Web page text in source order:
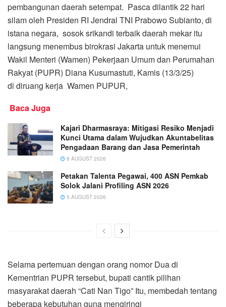
pembangunan daerah setempat. Pasca dilantik 22 hari
silam oleh Presiden RI Jendral TNI Prabowo Subianto, di
istana negara, sosok srikandi terbaik daerah mekar itu
langsung menembus birokrasi Jakarta untuk menemui
Wakil Menteri (Wamen) Pekerjaan Umum dan Perumahan
Rakyat (PUPR) Diana Kusumastuti, Kamis (13/3/25)
di diruang kerja Wamen PUPUR,
Baca Juga
Kajari Dharmasraya: Mitigasi Resiko Menjadi
Kunci Utama dalam Wujudkan Akuntabelitas
Pengadaan Barang dan Jasa Pemerintah
8 AUGUST 2026
Petakan Talenta Pegawai, 400 ASN Pemkab
Solok Jalani Profiling ASN 2026
5 AUGUST 2026
Selama pertemuan dengan orang nomor Dua di
Kementrian PUPR tersebut, bupati cantik pilihan
masyarakat daerah “Cati Nan Tigo” Itu, membedah tentang
beberapa kebutuhan guna mengiringi